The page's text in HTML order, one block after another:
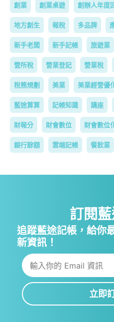
創業 創業桌遊 創辦人年度
地方創生 報稅 多品牌
新手老闆 新手記帳 旅遊業
營所稅 營業登記 營業稅
稅務規劃 美業 美業經營優
藍途算算 記帳知識 講座
財報分 財會數位 財會數位
銀行餘額 雲端記帳 餐飲業
訂閱
追蹤藍途記帳，給你
新資訊！
立即